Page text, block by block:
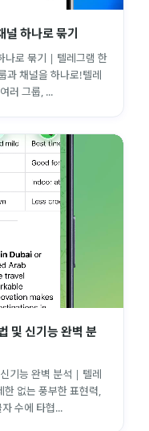
널 하나로 묶기
나로 묶기 | 텔레그램 한
과 채널을 하나로!텔레
러 그룹, ...
및 신기능 완벽 분
기능 완벽 분석 | 텔레
한 없는 풍부한 표현력,
수에 타협...